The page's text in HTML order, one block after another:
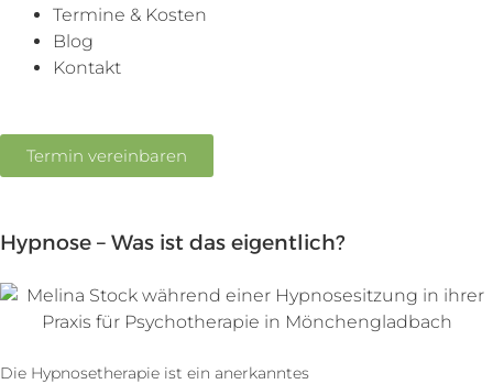
Termine & Kosten
Blog
Kontakt
Termin vereinbaren
Hypnose – Was ist das eigentlich?
Die Hypnosetherapie ist ein anerkanntes